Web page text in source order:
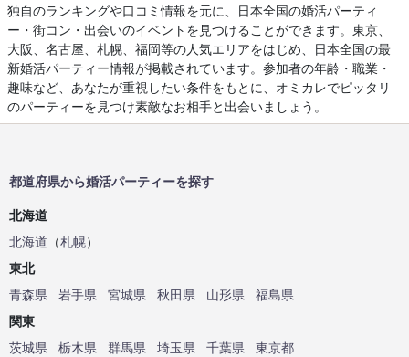
独自のランキングや口コミ情報を元に、日本全国の婚活パーティ
ー・街コン・出会いのイベントを見つけることができます。東京、
大阪、名古屋、札幌、福岡等の人気エリアをはじめ、日本全国の最
新婚活パーティー情報が掲載されています。参加者の年齢・職業・
趣味など、あなたが重視したい条件をもとに、オミカレでピッタリ
のパーティーを見つけ素敵なお相手と出会いましょう。
都道府県から婚活パーティーを探す
北海道
北海道 （札幌）
東北
青森県
岩手県 宮城県 秋田県 山形県
福島県
関東
茨城県
栃木県 群馬県 埼玉県 千葉県
東京都